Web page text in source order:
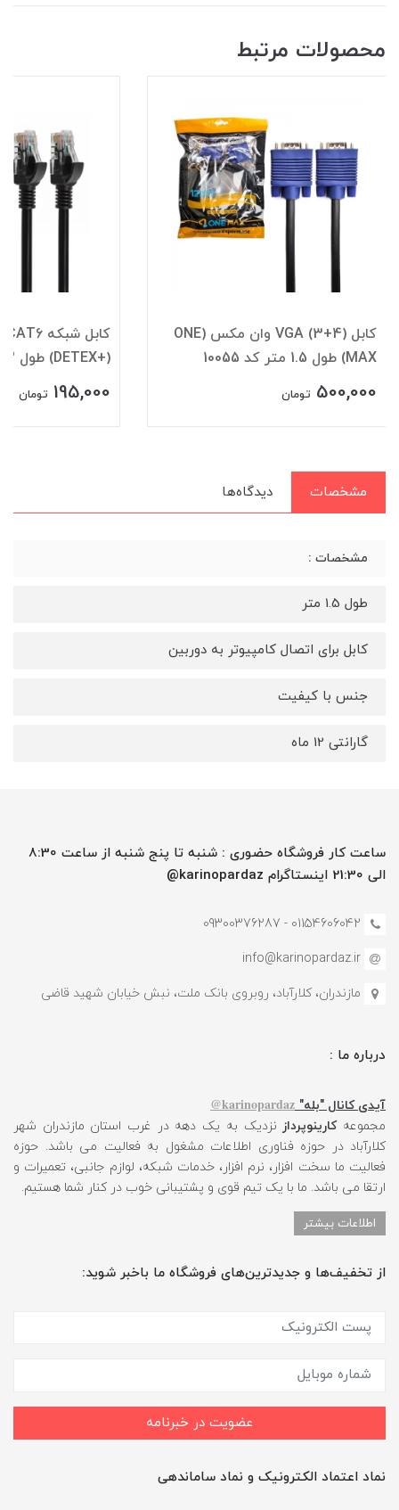
محصولات مرتبط
کابل (4+3) VGA وان مکس (ONE
MAX) طول 1.5 متر کد 10055
500,000 تومان
(+DETEX) طول 2 متر کد 10054
195,000 تومان
مشخصات دیدگاه‌ها
مشخصات :
طول 1.5 متر
کابل برای اتصال کامپیوتر به دوربین
جنس با کیفیت
گارانتی 12 ماه
ساعت کار فروشگاه حضوری : شنبه تا پنج شنبه از ساعت 8:30
الی 21:30 اینستاگرام karinopardaz@
01154606042 - 09300376287
info@karinopardaz.ir
مازندران، کلارآباد، روبروی بانک ملت، نبش خیابان شهید قاضی
درباره ما :
آیدی کانال "بله" karinopardaz@
مجموعهکارینوپرداز نزدیک به یک دهه در غرب استان مازندران شهر
کلارآباد در حوزه فناوری اطلاعات مشغول به فعالیت می باشد. حوزه
فعالیت ما سخت افزار، نرم افزار، خدمات شبکه، لوازم جانبی، تعمیرات و
ارتقا می باشد. ما با یک تیم قوی و پشتیبانی خوب در کنار شما هستیم.
اطلاعات بیشتر
از تخفیف‌ها و جدیدترین‌های فروشگاه ما باخبر شوید:
عضویت در خبرنامه
نماد اعتماد الکترونیک و نماد ساماندهی